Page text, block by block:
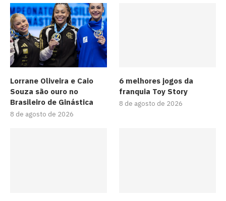
Lorrane Oliveira e Caio
Souza são ouro no
Brasileiro de Ginástica
8 de agosto de 2026
6 melhores jogos da
franquia Toy Story
8 de agosto de 2026